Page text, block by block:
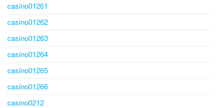
casino01261
casino01262
casino01263
casino01264
casino01265
casino01266
casino0212